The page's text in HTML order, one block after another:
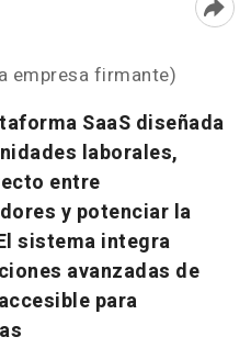
empresa firmante)
SaaS diseñada
laborales,
entre
y potenciar la
sistema integra
avanzadas de
para